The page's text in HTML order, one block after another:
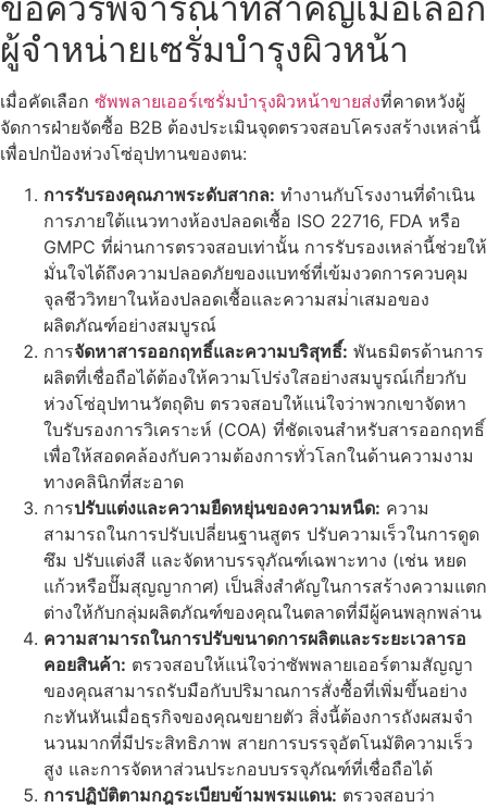
ผู้จำหน่ายเซรั่มบำรุงผิวหน้า
เมื่อคัดเลือก ซัพพลายเออร์เซรั่มบํารุงผิวหน้าขายส่งที่คาดหวังผู้
จัดการฝ่ายจัดซื้อ B2B ต้องประเมินจุดตรวจสอบโครงสร้างเหล่านี้
เพื่อปกป้องห่วงโซ่อุปทานของตน:
การรับรองคุณภาพระดับสากล: ทํางานกับโรงงานที่ดําเนิน
การภายใต้แนวทางห้องปลอดเชื้อ ISO 22716, FDA หรือ
GMPC ที่ผ่านการตรวจสอบเท่านั้น การรับรองเหล่านี้ช่วยให้
มั่นใจได้ถึงความปลอดภัยของแบทช์ที่เข้มงวดการควบคุม
จุลชีววิทยาในห้องปลอดเชื้อและความสม่ําเสมอของ
ผลิตภัณฑ์อย่างสมบูรณ์
การจัดหาสารออกฤทธิ์และความบริสุทธิ์: พันธมิตรด้านการ
ผลิตที่เชื่อถือได้ต้องให้ความโปร่งใสอย่างสมบูรณ์เกี่ยวกับ
ห่วงโซ่อุปทานวัตถุดิบ ตรวจสอบให้แน่ใจว่าพวกเขาจัดหา
ใบรับรองการวิเคราะห์ (COA) ที่ชัดเจนสําหรับสารออกฤทธิ์
เพื่อให้สอดคล้องกับความต้องการทั่วโลกในด้านความงาม
ทางคลินิกที่สะอาด
การปรับแต่งและความยืดหยุ่นของความหนืด: ความ
สามารถในการปรับเปลี่ยนฐานสูตร ปรับความเร็วในการดูด
ซึม ปรับแต่งสี และจัดหาบรรจุภัณฑ์เฉพาะทาง (เช่น หยด
แก้วหรือปั๊มสุญญากาศ) เป็นสิ่งสําคัญในการสร้างความแตก
ต่างให้กับกลุ่มผลิตภัณฑ์ของคุณในตลาดที่มีผู้คนพลุกพล่าน
ความสามารถในการปรับขนาดการผลิตและระยะเวลารอ
คอยสินค้า: ตรวจสอบให้แน่ใจว่าซัพพลายเออร์ตามสัญญา
ของคุณสามารถรับมือกับปริมาณการสั่งซื้อที่เพิ่มขึ้นอย่าง
กะทันหันเมื่อธุรกิจของคุณขยายตัว สิ่งนี้ต้องการถังผสมจํา
นวนมากที่มีประสิทธิภาพ สายการบรรจุอัตโนมัติความเร็ว
สูง และการจัดหาส่วนประกอบบรรจุภัณฑ์ที่เชื่อถือได้
การปฏิบัติตามกฎระเบียบข้ามพรมแดน: ตรวจสอบว่า